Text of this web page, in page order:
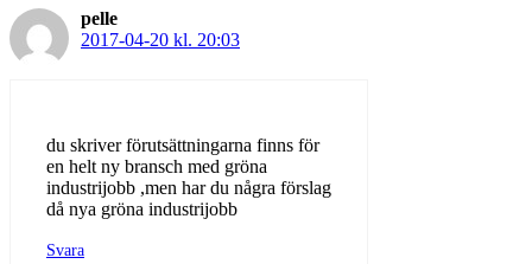
pelle
2017-04-20 kl. 20:03
du skriver förutsättningarna finns för
en helt ny bransch med gröna
industrijobb ,men har du några förslag
då nya gröna industrijobb
Svara